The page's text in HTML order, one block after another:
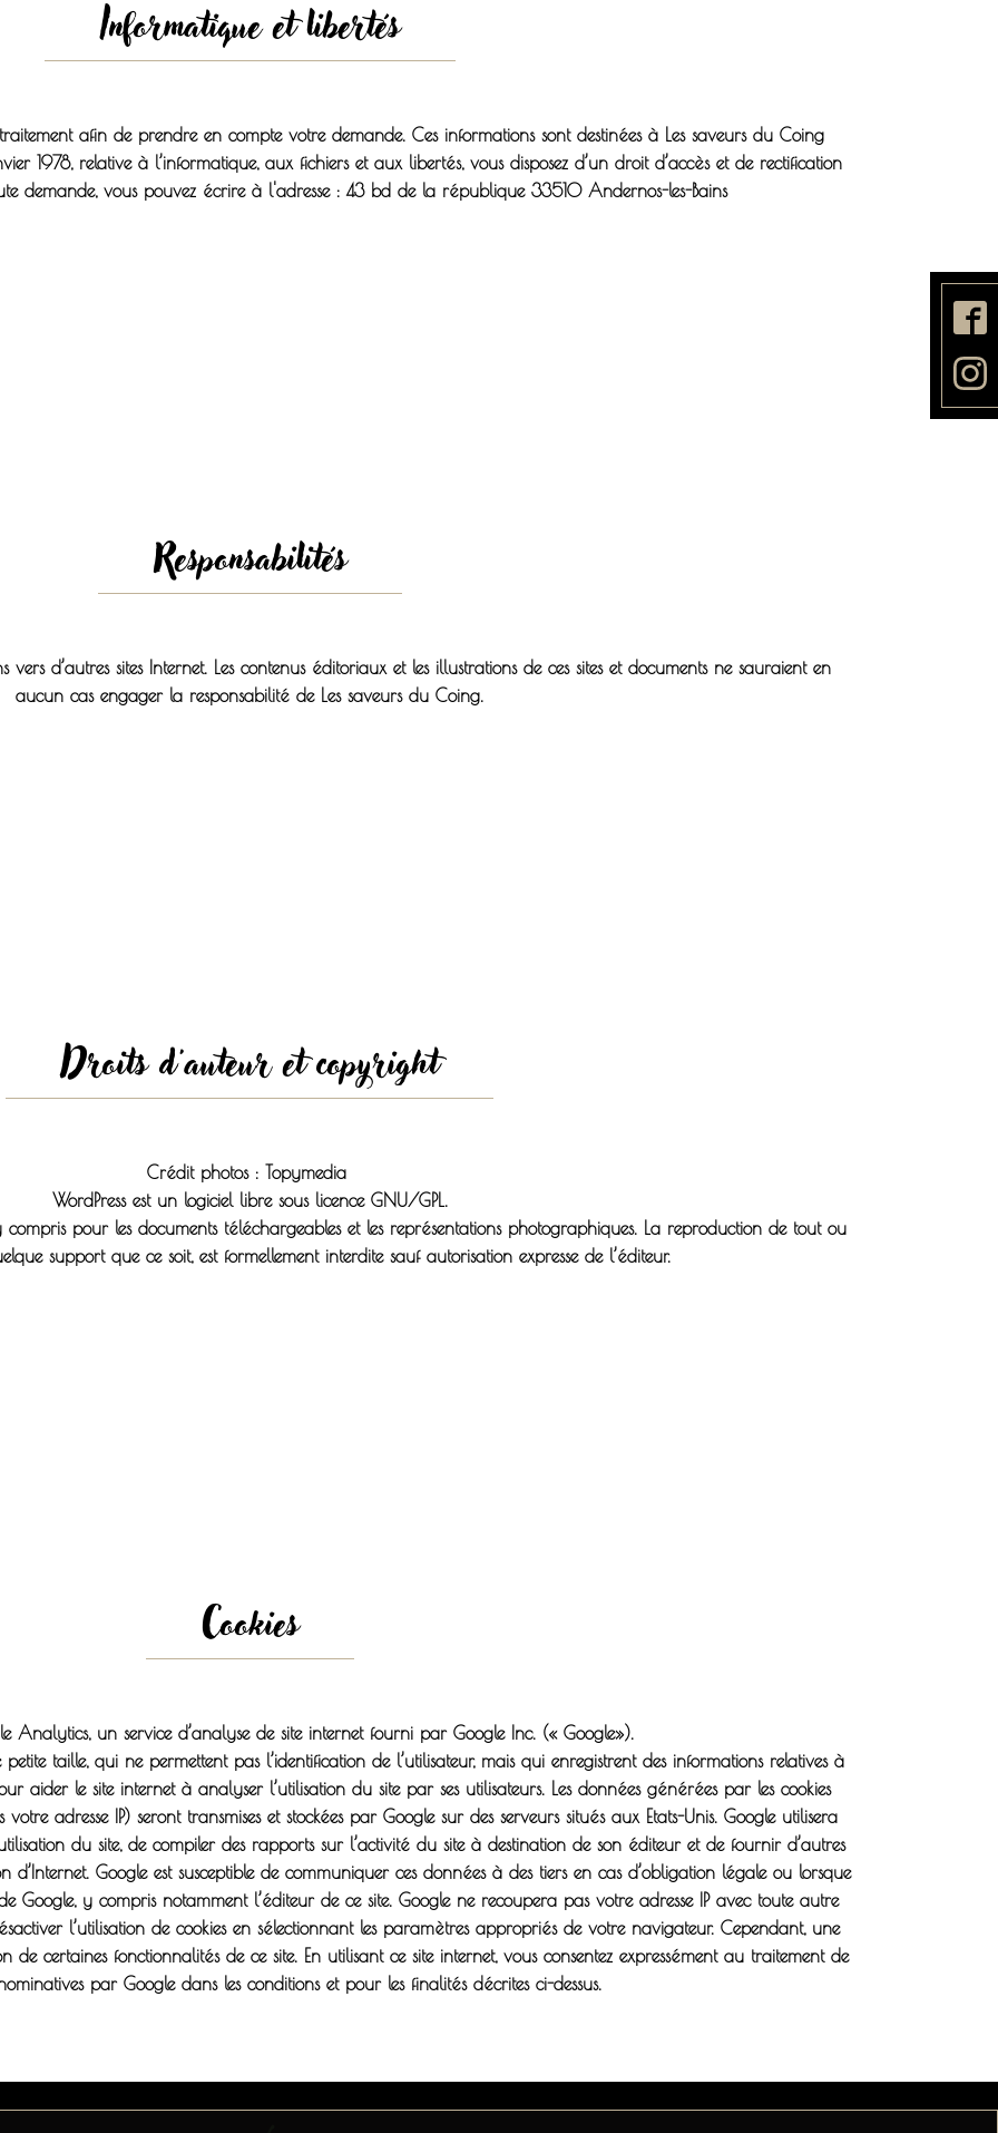
Informatique et libertés
afin de prendre en compte votre demande. Ces informations sont destinées à Les saveurs du Coing
1978, relative à l’informatique, aux fichiers et aux libertés, vous disposez d’un droit d’accès et de rectification
demande, vous pouvez écrire à l'adresse : 43 bd de la république 33510 Andernos-les-Bains
Responsabilités
vers d’autres sites Internet. Les contenus éditoriaux et les illustrations de ces sites et documents ne sauraient en
aucun cas engager la responsabilité de Les saveurs du Coing.
Droits d'auteur et copyright
Crédit photos : Topymedia
WordPress est un logiciel libre sous licence GNU/GPL.
pour les documents téléchargeables et les représentations photographiques. La reproduction de tout ou
support que ce soit, est formellement interdite sauf autorisation expresse de l’éditeur.
Cookies
Analytics, un service d’analyse de site internet fourni par Google Inc. (« Google»).
taille, qui ne permettent pas l’identification de l’utilisateur, mais qui enregistrent des informations relatives à
aider le site internet à analyser l’utilisation du site par ses utilisateurs. Les données générées par les cookies
adresse IP) seront transmises et stockées par Google sur des serveurs situés aux Etats-Unis. Google utilisera
du site, de compiler des rapports sur l’activité du site à destination de son éditeur et de fournir d’autres
d’Internet. Google est susceptible de communiquer ces données à des tiers en cas d’obligation légale ou lorsque
Google, y compris notamment l’éditeur de ce site. Google ne recoupera pas votre adresse IP avec toute autre
l’utilisation de cookies en sélectionnant les paramètres appropriés de votre navigateur. Cependant, une
de certaines fonctionnalités de ce site. En utilisant ce site internet, vous consentez expressément au traitement de
par Google dans les conditions et pour les finalités décrites ci-dessus.